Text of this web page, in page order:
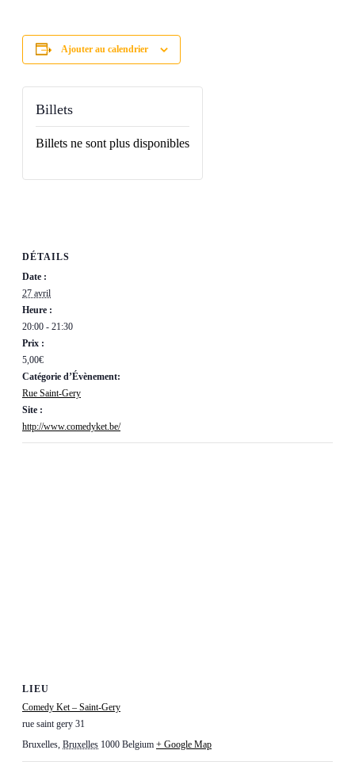
Ajouter au calendrier
DÉTAILS
Date :
27 avril
Heure :
20:00 - 21:30
Prix :
5,00€
Catégorie d’Évènement:
Rue Saint-Gery
Site :
http://www.comedyket.be/
LIEU
Comedy Ket – Saint-Gery
rue saint gery 31
Bruxelles, Bruxelles 1000 Belgium + Google Map
Billets
Billets ne sont plus disponibles